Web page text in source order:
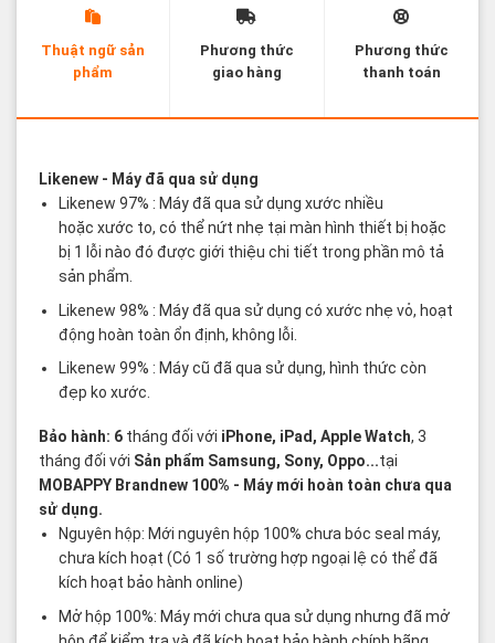
Thuật ngữ sản
phẩm
Phương thức
giao hàng
Phương thức
thanh toán
Likenew- Máy đã qua sử dụng
Likenew 97% : Máy đã qua sử dụng xước nhiều
hoặc xước to, có thể nứt nhẹ tại màn hình thiết bị hoặc
bị 1 lỗi nào đó được giới thiệu chi tiết trong phần mô tả
sản phẩm.
Likenew 98% : Máy đã qua sử dụng có xước nhẹ vỏ, hoạt
động hoàn toàn ổn định, không lỗi.
Likenew 99% : Máy cũ đã qua sử dụng, hình thức còn
đẹp ko xước.
Bảo hành: 6 tháng đối với iPhone, iPad, Apple Watch, 3
tháng đối với Sản phẩm Samsung, Sony, Oppo...tại
MOBAPPY Brandnew 100% - Máy mới hoàn toàn chưa qua
sử dụng.
Nguyên hộp: Mới nguyên hộp 100% chưa bóc seal máy,
chưa kích hoạt (Có 1 số trường hợp ngoại lệ có thể đã
kích hoạt bảo hành online)
Mở hộp 100%: Máy mới chưa qua sử dụng nhưng đã mở